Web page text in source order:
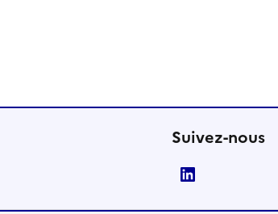
Suivez-nous